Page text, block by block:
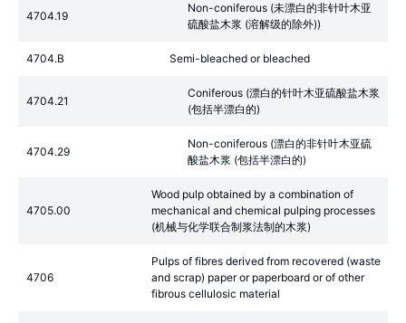
4704.19
Non-coniferous (未漂白的非针叶木亚
硫酸盐木浆 (溶解级的除外))
4704.B Semi-bleached or bleached
4704.21
Coniferous (漂白的针叶木亚硫酸盐木浆
(包括半漂白的)
4704.29
Non-coniferous (漂白的非针叶木亚硫
酸盐木浆 (包括半漂白的)
4705.00
Wood pulp obtained by a combination of
mechanical and chemical pulping processes
(机械与化学联合制浆法制的木浆)
4706
Pulps of fibres derived from recovered (waste
and scrap) paper or paperboard or of other
fibrous cellulosic material